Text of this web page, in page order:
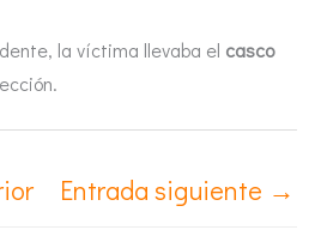
la víctima llevaba el casco
Entrada siguiente →